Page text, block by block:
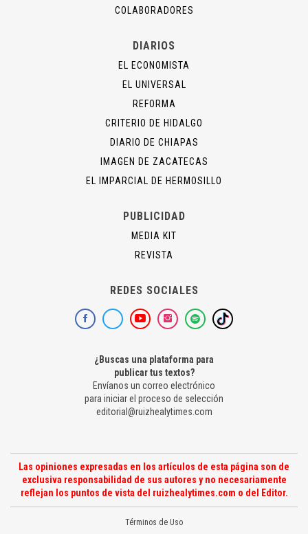
COLABORADORES
DIARIOS
EL ECONOMISTA
EL UNIVERSAL
REFORMA
CRITERIO DE HIDALGO
DIARIO DE CHIAPAS
IMAGEN DE ZACATECAS
EL IMPARCIAL DE HERMOSILLO
PUBLICIDAD
MEDIA KIT
REVISTA
REDES SOCIALES
¿Buscas una plataforma para
publicar tus textos?
Envíanos un correo electrónico
para iniciar el proceso de selección
editorial@ruizhealytimes.com
Las opiniones expresadas en los artículos de esta página son de
exclusiva responsabilidad de sus autores y no necesariamente
reflejan los puntos de vista del ruizhealytimes.com o del Editor.
Términos de Uso